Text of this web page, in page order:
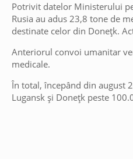
Potrivit datelor Ministerului
Rusia au adus 23,8 tone de
destinate celor din Donețk.
Anteriorul convoi umanitar
medicale.
În total, începând din august
Lugansk și Donețk peste